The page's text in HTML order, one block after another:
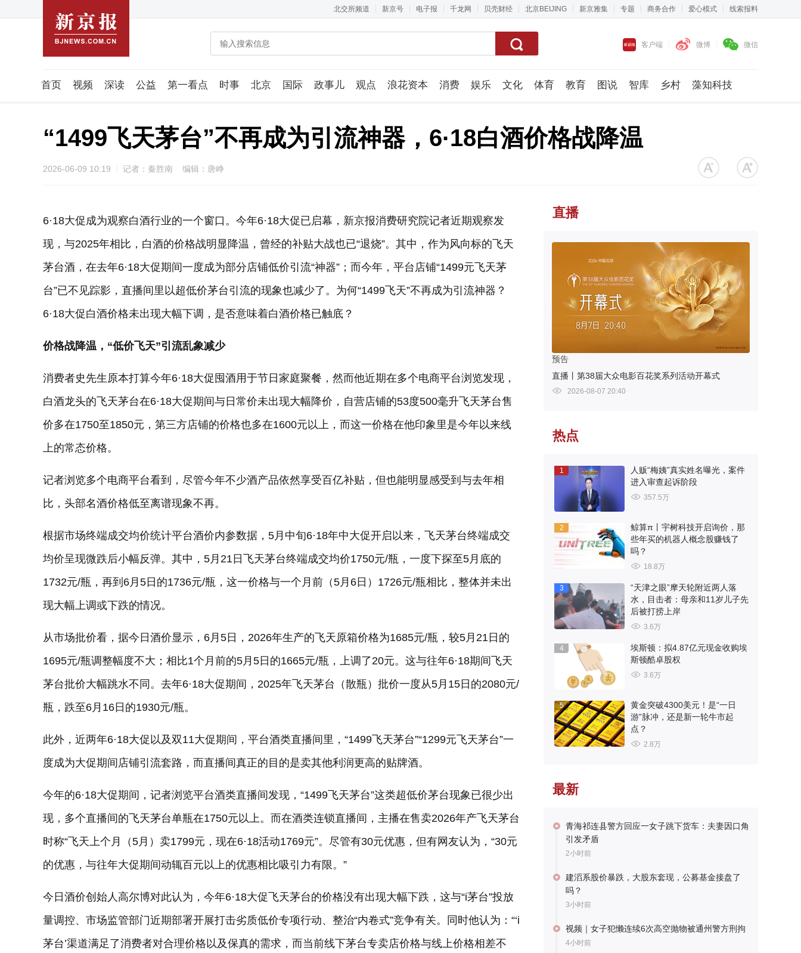
北交所频道 新京号 电子报 千龙网 贝壳财经 北京BEIJING 新京雅集 专题 商务合作 爱心模式 线索报料
客户端 微博 微信
首页 视频 深读 公益 第一看点 时事 北京 国际 政事儿 观点 浪花资本 消费 娱乐 文化 体育 教育 图说 智库 乡村 藻知科技
“1499飞天茅台”不再成为引流神器，6·18白酒价格战降温
2026-06-09 10:19 记者：秦胜南 编辑：唐峥
6·18大促成为观察白酒行业的一个窗口。今年6·18大促已启幕，新京报消费研究院记者近期观察发
现，与2025年相比，白酒的价格战明显降温，曾经的补贴大战也已“退烧”。其中，作为风向标的飞天
茅台酒，在去年6·18大促期间一度成为部分店铺低价引流“神器”；而今年，平台店铺“1499元飞天茅
台”已不见踪影，直播间里以超低价茅台引流的现象也减少了。为何“1499飞天”不再成为引流神器？
6·18大促白酒价格未出现大幅下调，是否意味着白酒价格已触底？
价格战降温，“低价飞天”引流乱象减少
消费者史先生原本打算今年6·18大促囤酒用于节日家庭聚餐，然而他近期在多个电商平台浏览发现，
白酒龙头的飞天茅台在6·18大促期间与日常价未出现大幅降价，自营店铺的53度500毫升飞天茅台售
价多在1750至1850元，第三方店铺的价格也多在1600元以上，而这一价格在他印象里是今年以来线
上的常态价格。
记者浏览多个电商平台看到，尽管今年不少酒产品依然享受百亿补贴，但也能明显感受到与去年相
比，头部名酒价格低至离谱现象不再。
根据市场终端成交均价统计平台酒价内参数据，5月中旬6·18年中大促开启以来，飞天茅台终端成交
均价呈现微跌后小幅反弹。其中，5月21日飞天茅台终端成交均价1750元/瓶，一度下探至5月底的
1732元/瓶，再到6月5日的1736元/瓶，这一价格与一个月前（5月6日）1726元/瓶相比，整体并未出
现大幅上调或下跌的情况。
从市场批价看，据今日酒价显示，6月5日，2026年生产的飞天原箱价格为1685元/瓶，较5月21日的
1695元/瓶调整幅度不大；相比1个月前的5月5日的1665元/瓶，上调了20元。这与往年6·18期间飞天
茅台批价大幅跳水不同。去年6·18大促期间，2025年飞天茅台（散瓶）批价一度从5月15日的2080元/
瓶，跌至6月16日的1930元/瓶。
此外，近两年6·18大促以及双11大促期间，平台酒类直播间里，“1499飞天茅台”“1299元飞天茅台”一
度成为大促期间店铺引流套路，而直播间真正的目的是卖其他利润更高的贴牌酒。
今年的6·18大促期间，记者浏览平台酒类直播间发现，“1499飞天茅台”这类超低价茅台现象已很少出
现，多个直播间的飞天茅台单瓶在1750元以上。而在酒类连锁直播间，主播在售卖2026年产飞天茅台
时称“飞天上个月（5月）卖1799元，现在6·18活动1769元”。尽管有30元优惠，但有网友认为，“30元
的优惠，与往年大促期间动辄百元以上的优惠相比吸引力有限。”
今日酒价创始人高尔博对此认为，今年6·18大促飞天茅台的价格没有出现大幅下跌，这与“i茅台”投放
量调控、市场监管部门近期部署开展打击劣质低价专项行动、整治“内卷式”竞争有关。同时他认为：“‘i
茅台’渠道满足了消费者对合理价格以及保真的需求，而当前线下茅台专卖店价格与线上价格相差不
直播
预告
直播丨第38届大众电影百花奖系列活动开幕式
2026-08-07 20:40
热点
1
人贩“梅姨”真实姓名曝光，案件
进入审查起诉阶段
357.5万
2
鲸算π丨宇树科技开启询价，那
些年买的机器人概念股赚钱了
吗？
18.8万
3
“天津之眼”摩天轮附近两人落
水，目击者：母亲和11岁儿子先
后被打捞上岸
3.6万
4
埃斯顿：拟4.87亿元现金收购埃
斯顿酷卓股权
3.6万
5
黄金突破4300美元！是“一日
游”脉冲，还是新一轮牛市起
点？
2.8万
最新
青海祁连县警方回应一女子跳下货车：夫妻因口角
引发矛盾
2小时前
建滔系股价暴跌，大股东套现，公募基金接盘了
吗？
3小时前
视频｜女子犯懒连续6次高空抛物被通州警方刑拘
4小时前